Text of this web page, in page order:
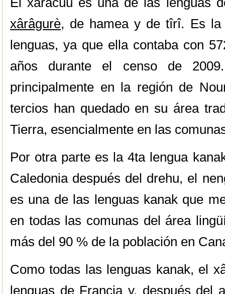
xârâgurè, de hamea y de tîrî. Es la
lenguas, ya que ella contaba con
años durante el censo de
principalmente en la región de
tercios han quedado en su área
Tierra, esencialmente en las
Por otra parte es la 4ta lengua
Caledonia después del drehu, el
es una de las lenguas kanak que
en todas las comunas del área
más del 90 % de la población en
Como todas las lenguas kanak, el
lenguas de Francia y, después del